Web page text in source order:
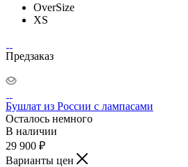
OverSize
XS
Предзаказ
Бушлат из России с лампасами
Осталось немного
В наличии
29 900 ₽
Варианты цен